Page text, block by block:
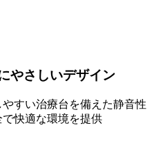
やさしいデザイン
すい治療台を備えた静音性
快適な環境を提供